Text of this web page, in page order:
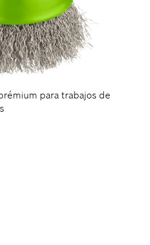
para trabajos de